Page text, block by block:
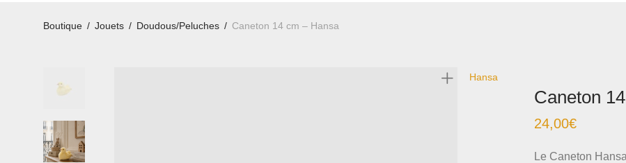
Boutique / Jouets / Doudous/Peluches / Caneton 14 cm – Hansa
Hansa
Caneton
24,00€
Le Caneton